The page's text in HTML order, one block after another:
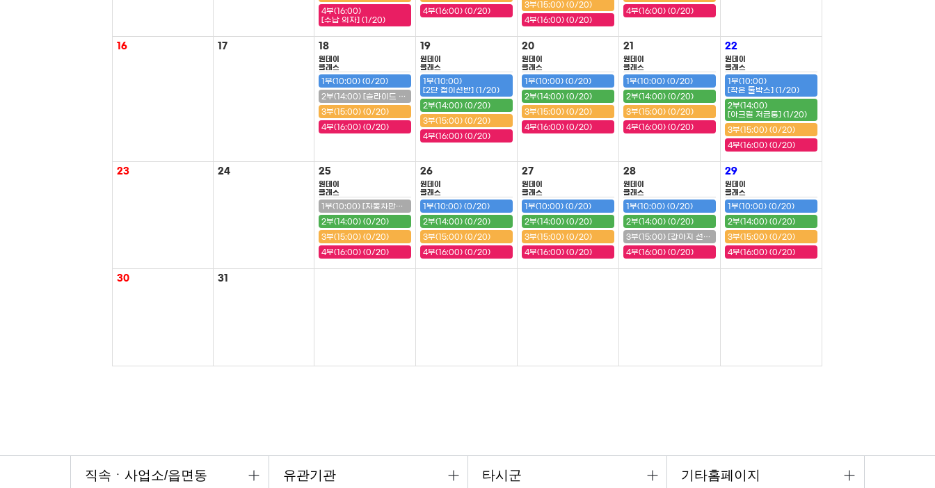
4부(16:00)
[수납 의자] (1/20)
4부(16:00) (0/20)
3부(15:00) (0/20)
4부(16:00) (0/20)
4부(16:00) (0/20)
16 17 18
원데이
클래스
1부(10:00) (0/20)
2부(14:00) [슬라이드 필통] (20/20) (마감)
3부(15:00) (0/20)
4부(16:00) (0/20)
19
원데이
클래스
1부(10:00)
[2단 접이선반] (1/20)
2부(14:00) (0/20)
3부(15:00) (0/20)
4부(16:00) (0/20)
20
원데이
클래스
1부(10:00) (0/20)
2부(14:00) (0/20)
3부(15:00) (0/20)
4부(16:00) (0/20)
21
원데이
클래스
1부(10:00) (0/20)
2부(14:00) (0/20)
3부(15:00) (0/20)
4부(16:00) (0/20)
22
원데이
클래스
1부(10:00)
[작은 툴박스] (1/20)
2부(14:00)
[아크릴 저금통] (1/20)
3부(15:00) (0/20)
4부(16:00) (0/20)
23 24 25
원데이
클래스
1부(10:00) [자동차만들기(구급차)] (20/20) (마감)
2부(14:00) (0/20)
3부(15:00) (0/20)
4부(16:00) (0/20)
26
원데이
클래스
1부(10:00) (0/20)
2부(14:00) (0/20)
3부(15:00) (0/20)
4부(16:00) (0/20)
27
원데이
클래스
1부(10:00) (0/20)
2부(14:00) (0/20)
3부(15:00) (0/20)
4부(16:00) (0/20)
28
원데이
클래스
1부(10:00) (0/20)
2부(14:00) (0/20)
3부(15:00) [강아지 선반] (20/20) (마감)
4부(16:00) (0/20)
29
원데이
클래스
1부(10:00) (0/20)
2부(14:00) (0/20)
3부(15:00) (0/20)
4부(16:00) (0/20)
30 31